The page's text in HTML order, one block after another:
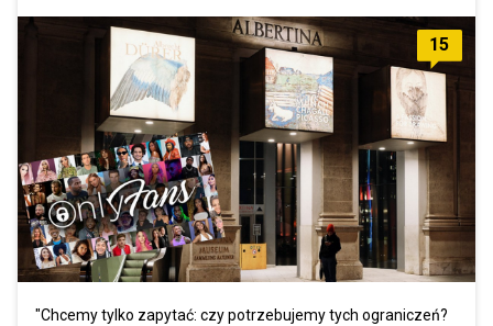
15
"Chcemy tylko zapytać: czy potrzebujemy tych ograniczeń?